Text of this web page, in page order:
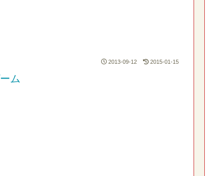
2013-09-12 2015-01-15
ム